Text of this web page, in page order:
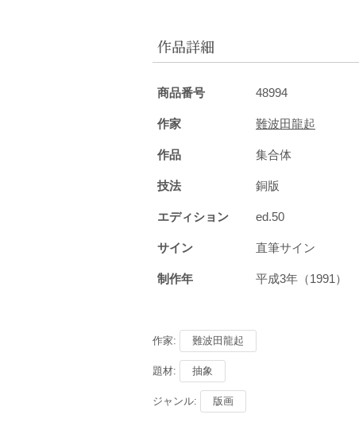
作品詳細
商品番号 48994
作家 難波田龍起
作品 集合体
技法 銅版
エディション ed.50
サイン 直筆サイン
制作年 平成3年（1991）
作家: 難波田龍起
題材: 抽象
ジャンル: 版画